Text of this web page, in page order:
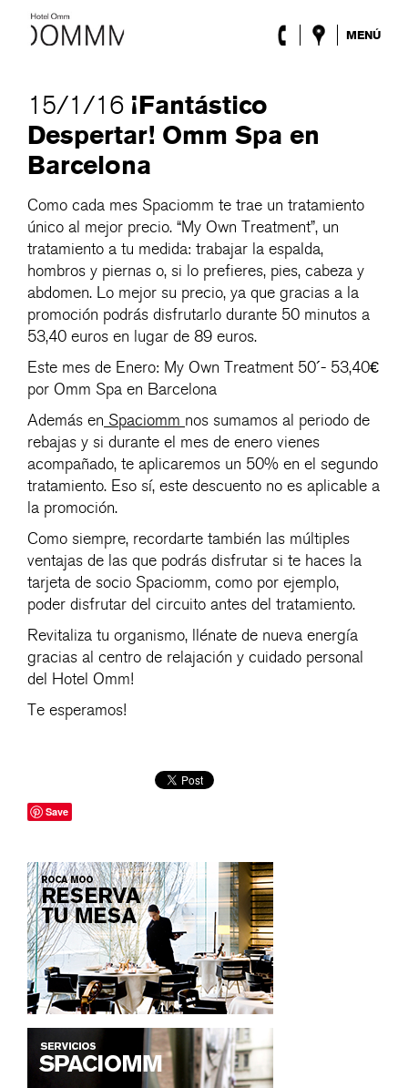
MENÚ
Roca Barcelona
Spa
Terraza
Lobby & Club
Eventos
Promociones
DEU
15/1/16 ¡Fantástico
Despertar! Omm Spa en
Barcelona
Como cada mes Spaciomm te trae un tratamiento
único al mejor precio. “My Own Treatment”, un
tratamiento a tu medida: trabajar la espalda,
hombros y piernas o, si lo prefieres, pies, cabeza y
abdomen. Lo mejor su precio, ya que gracias a la
promoción podrás disfrutarlo durante 50 minutos a
53,40 euros en lugar de 89 euros.
Este mes de Enero: My Own Treatment 50´- 53,40€
por Omm Spa en Barcelona
Además en Spaciomm nos sumamos al periodo de
rebajas y si durante el mes de enero vienes
acompañado, te aplicaremos un 50% en el segundo
tratamiento. Eso sí, este descuento no es aplicable a
la promoción.
Como siempre, recordarte también las múltiples
ventajas de las que podrás disfrutar si te haces la
tarjeta de socio Spaciomm, como por ejemplo,
poder disfrutar del circuito antes del tratamiento.
Revitaliza tu organismo, llénate de nueva energía
gracias al centro de relajación y cuidado personal
del Hotel Omm!
Te esperamos!
Save